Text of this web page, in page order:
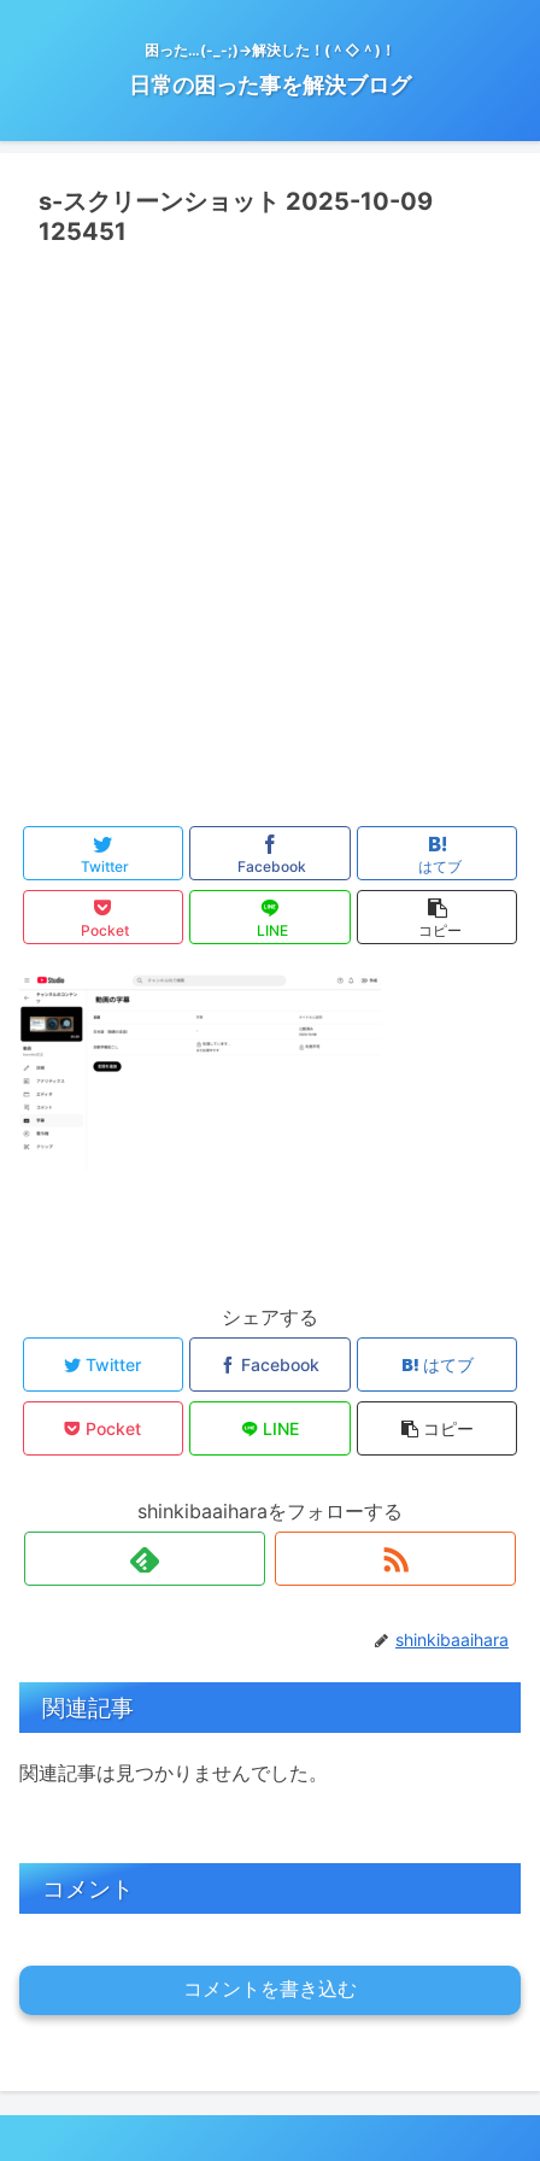
困った…(-_-;)→解決した！(＾◇＾)！
日常の困った事を解決ブログ
s-スクリーンショット 2025-10-09
125451
Twitter Facebook はてブ
Pocket LINE コピー
シェアする
Twitter Facebook はてブ
Pocket LINE コピー
shinkibaaiharaをフォローする
shinkibaaihara
関連記事
関連記事は見つかりませんでした。
コメント
コメントを書き込む